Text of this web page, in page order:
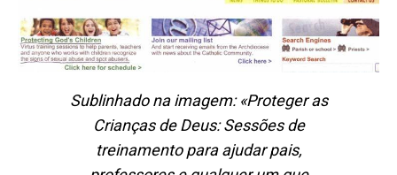
Sublinhado na imagem: «Proteger as
Crianças de Deus: Sessões de
treinamento para ajudar pais,